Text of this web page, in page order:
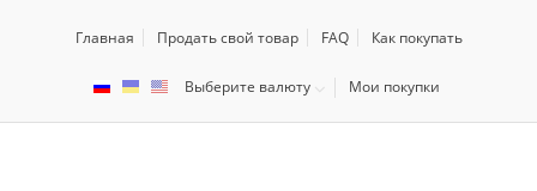
Главная Продать свой товар FAQ Как покупать
Выберите валюту Мои покупки